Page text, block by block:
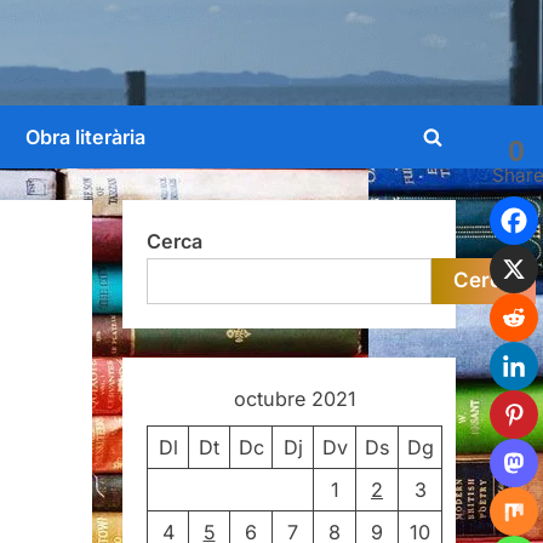
Obra literària
Toggle
search
form
0
Cerca
Cerca
octubre 2021
Dl Dt Dc Dj Dv Ds
Dg
1
2
3
4
5 6 7 8 9
10